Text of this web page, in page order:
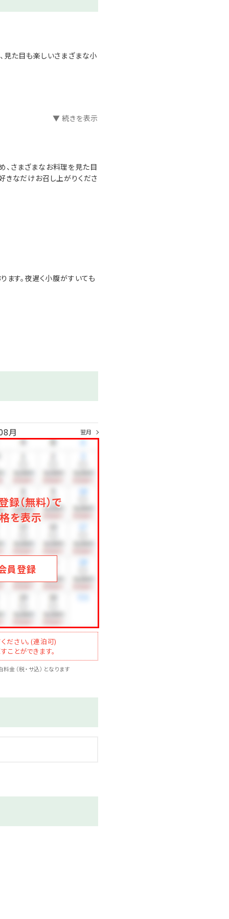
さい。
見た目も楽しいさまざまな小
▼ 続きを表示
さまざまなお料理を見た目
きなだけお召し上がりくださ
ます。夜遅く小腹がすいても
月 翌月
録（無料）で
を表示
員登録
ださい。(連泊可)
ことができます。
金（税・サ込）となります